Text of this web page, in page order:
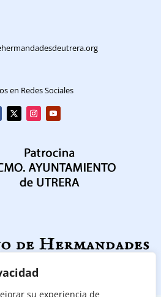
su experiencia de
en Redes Sociales